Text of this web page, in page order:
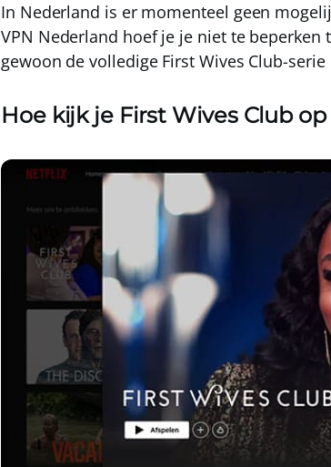
In Nederland is er momenteel geen
VPN Nederland hoef je je niet te beperken
gewoon de volledige First Wives Club-
Hoe kijk je First Wives Club